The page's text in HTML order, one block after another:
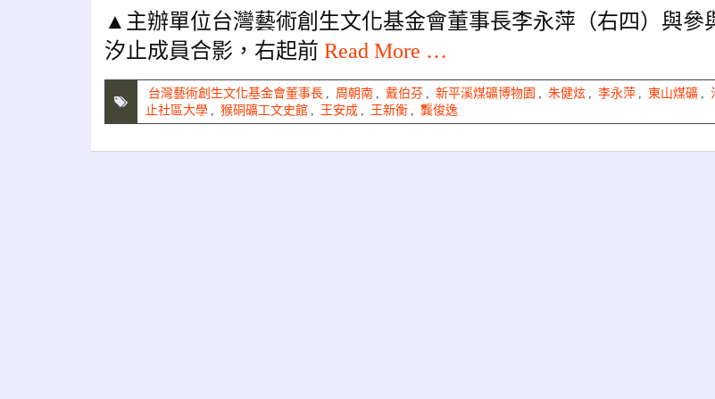
▲主辦單位台灣藝術創生文化基金會董事長李永萍（右四）與參
汐止成員合影，右起前 Read More …
台灣藝術創生文化基金會董事長 , 周朝南 , 戴伯芬 , 新平溪煤礦博物園 , 朱健炫 , 李永萍 , 東山煤礦 ,
止社區大學 , 猴硐礦工文史館 , 王安成 , 王新衡 , 龔俊逸